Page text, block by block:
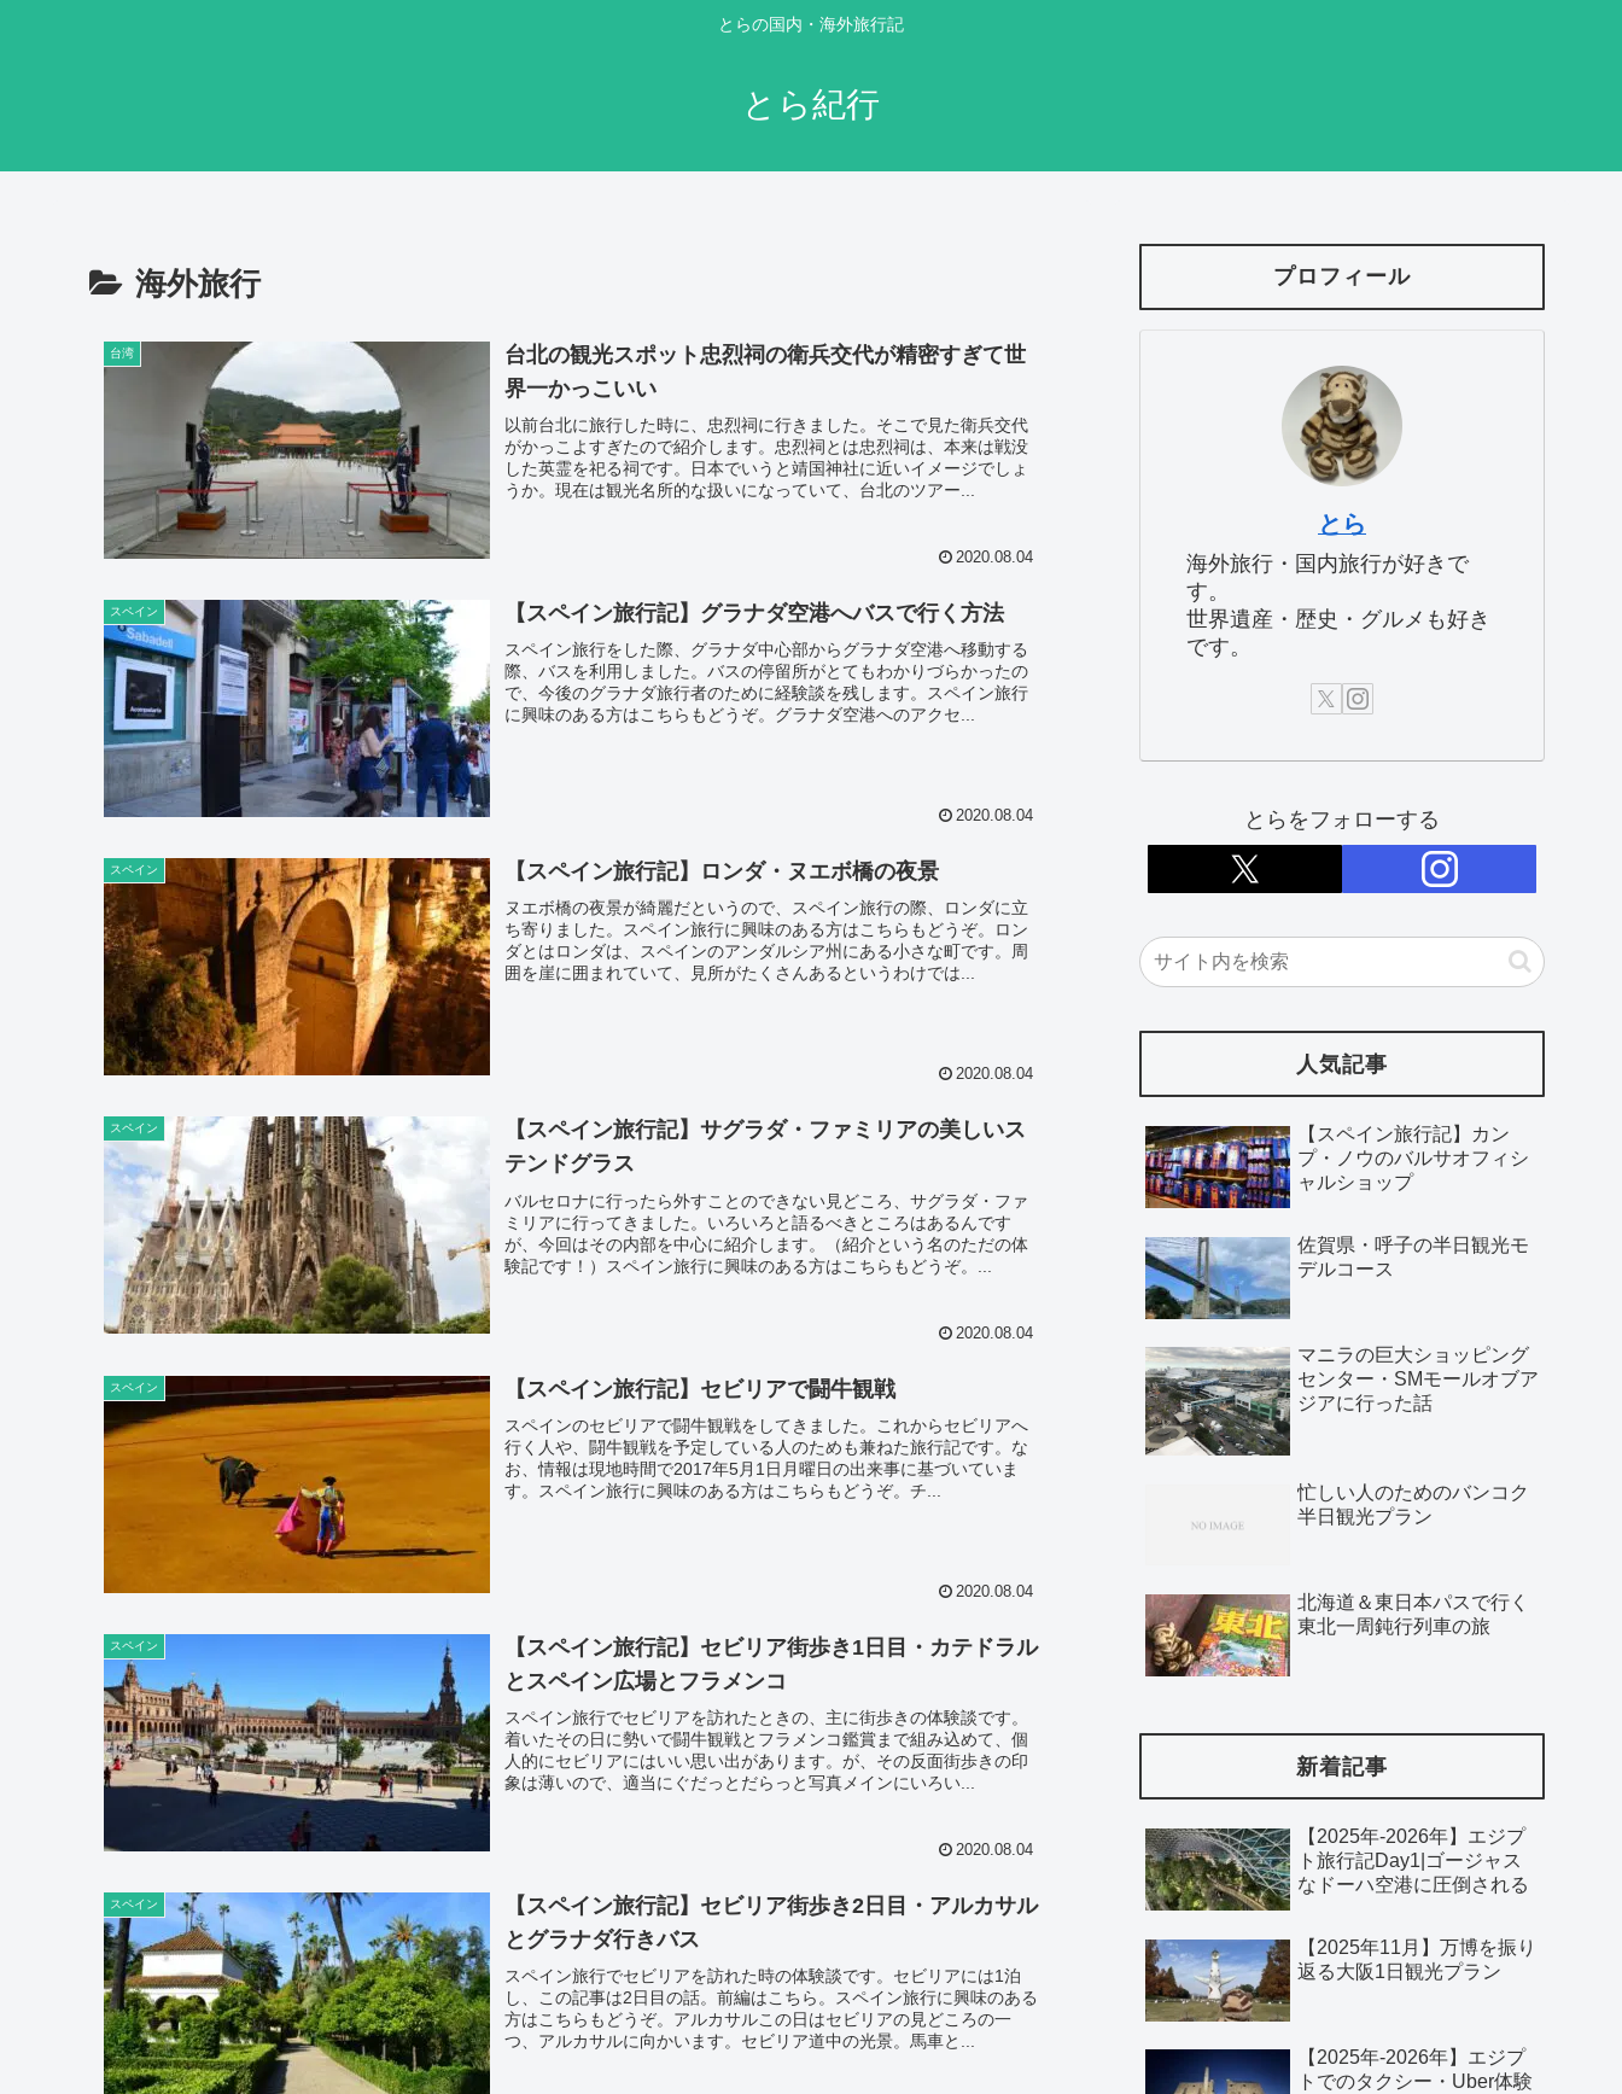
とらの国内・海外旅行記
とら紀行
海外旅行
台湾
台北の観光スポット忠烈祠の衛兵交代が精密すぎて世
界一かっこいい
以前台北に旅行した時に、忠烈祠に行きました。そこで見た衛兵交代
がかっこよすぎたので紹介します。忠烈祠とは忠烈祠は、本来は戦没
した英霊を祀る祠です。日本でいうと靖国神社に近いイメージでしょ
うか。現在は観光名所的な扱いになっていて、台北のツアー...
2020.08.04
スペイン 【スペイン旅行記】グラナダ空港へバスで行く方法
スペイン旅行をした際、グラナダ中心部からグラナダ空港へ移動する
際、バスを利用しました。バスの停留所がとてもわかりづらかったの
で、今後のグラナダ旅行者のために経験談を残します。スペイン旅行
に興味のある方はこちらもどうぞ。グラナダ空港へのアクセ...
2020.08.04
スペイン 【スペイン旅行記】ロンダ・ヌエボ橋の夜景
ヌエボ橋の夜景が綺麗だというので、スペイン旅行の際、ロンダに立
ち寄りました。スペイン旅行に興味のある方はこちらもどうぞ。ロン
ダとはロンダは、スペインのアンダルシア州にある小さな町です。周
囲を崖に囲まれていて、見所がたくさんあるというわけでは...
2020.08.04
スペイン
【スペイン旅行記】サグラダ・ファミリアの美しいス
テンドグラス
バルセロナに行ったら外すことのできない見どころ、サグラダ・ファ
ミリアに行ってきました。いろいろと語るべきところはあるんです
が、今回はその内部を中心に紹介します。（紹介という名のただの体
験記です！）スペイン旅行に興味のある方はこちらもどうぞ。...
2020.08.04
スペイン 【スペイン旅行記】セビリアで闘牛観戦
スペインのセビリアで闘牛観戦をしてきました。これからセビリアへ
行く人や、闘牛観戦を予定している人のためも兼ねた旅行記です。な
お、情報は現地時間で2017年5月1日月曜日の出来事に基づいていま
す。スペイン旅行に興味のある方はこちらもどうぞ。チ...
2020.08.04
スペイン
【スペイン旅行記】セビリア街歩き1日目・カテドラル
とスペイン広場とフラメンコ
スペイン旅行でセビリアを訪れたときの、主に街歩きの体験談です。
着いたその日に勢いで闘牛観戦とフラメンコ鑑賞まで組み込めて、個
人的にセビリアにはいい思い出があります。が、その反面街歩きの印
象は薄いので、適当にぐだっとだらっと写真メインにいろい...
2020.08.04
スペイン
【スペイン旅行記】セビリア街歩き2日目・アルカサル
とグラナダ行きバス
スペイン旅行でセビリアを訪れた時の体験談です。セビリアには1泊
し、この記事は2日目の話。前編はこちら。スペイン旅行に興味のある
方はこちらもどうぞ。アルカサルこの日はセビリアの見どころの一
つ、アルカサルに向かいます。セビリア道中の光景。馬車と...
プロフィール
とら
海外旅行・国内旅行が好きで
す。
世界遺産・歴史・グルメも好き
です。
とらをフォローする
人気記事
【スペイン旅行記】カン
プ・ノウのバルサオフィシ
ャルショップ
佐賀県・呼子の半日観光モ
デルコース
マニラの巨大ショッピング
センター・SMモールオブア
ジアに行った話
忙しい人のためのバンコク
半日観光プラン
北海道＆東日本パスで行く
東北一周鈍行列車の旅
新着記事
【2025年-2026年】エジプ
ト旅行記Day1|ゴージャス
なドーハ空港に圧倒される
【2025年11月】万博を振り
返る大阪1日観光プラン
【2025年-2026年】エジプ
トでのタクシー・Uber体験